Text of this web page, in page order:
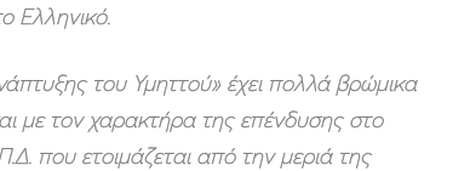
Ελληνικό.
του Υμηττού» έχει πολλά βρώμικα
με τον χαρακτήρα της επένδυσης στο
που ετοιμάζεται από την μεριά της